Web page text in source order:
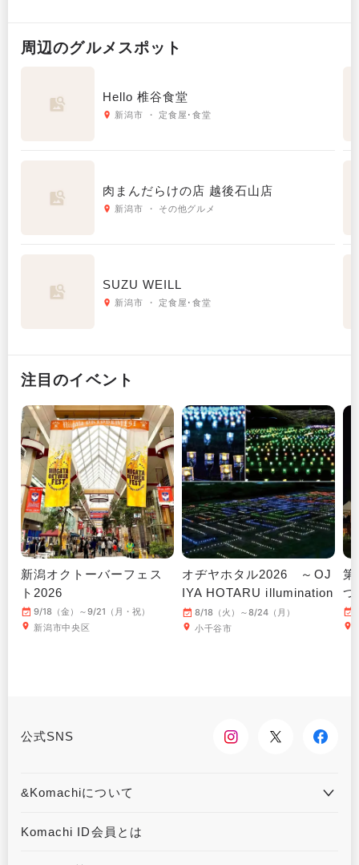
周辺のグルメスポット
Hello 椎谷食堂
新潟市 ・ 定食屋･食堂
肉まんだらけの店 越後石山店
新潟市 ・ その他グルメ
SUZU WEILL
新潟市 ・ 定食屋･食堂
注目のイベント
新潟オクトーバーフェス
ト2026
9/18（金）～9/21（月・祝）
新潟市中央区
オヂヤホタル2026 ～OJ
IYA HOTARU illumination
～ 8/18（火）～8/24（月）
小千谷市
第
つ
公式SNS
&Komachiについて
&Komachiとは
Komachi ID会員とは